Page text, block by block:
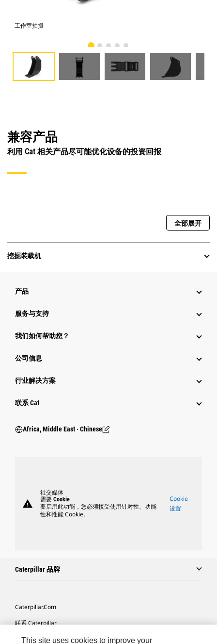
工作室拍摄
兼容产品
利用 Cat 相关产品尽可能优化设备的投资回报
全部展开
挖掘装载机
产品
服务与支持
我们如何帮助您？
公司信息
行业解决方案
行业
联系 Cat
Africa, Middle East ‧ Chinese
warning
社交媒体
需要 Cookie
要启用此功能，您必须接受使用针对性、功能
性和性能 Cookie。
Cookie
设置
Caterpillar 品牌
Caterpillar.com
联系 Caterpillar
我的营销首选项
This site uses cookies to improve your